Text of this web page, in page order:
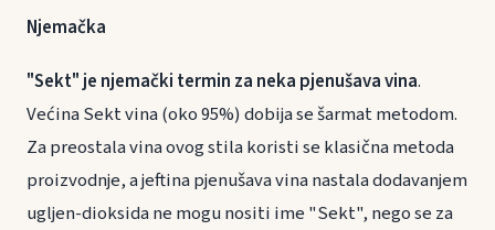
Njemačka
"Sekt" je njemački termin za neka pjenušava vina.
Većina Sekt vina (oko 95%) dobija se šarmat metodom.
Za preostala vina ovog stila koristi se klasična metoda
proizvodnje, a jeftina pjenušava vina nastala dodavanjem
ugljen-dioksida ne mogu nositi ime "Sekt", nego se za